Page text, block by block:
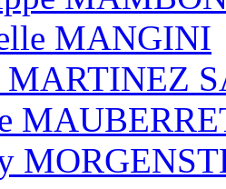
MANGINI
MARTINEZ